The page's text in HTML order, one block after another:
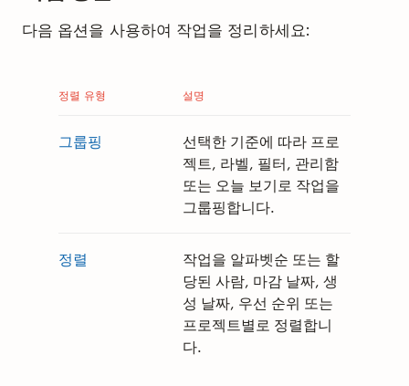
다음 옵션을 사용하여 작업을 정리하세요:
정렬 유형 설명
그룹핑
선택한 기준에 따라 프로
젝트, 라벨, 필터, 관리함
또는 오늘 보기로 작업을
그룹핑합니다.
정렬
작업을 알파벳순 또는 할
당된 사람, 마감 날짜, 생
성 날짜, 우선 순위 또는
프로젝트별로 정렬합니
다.